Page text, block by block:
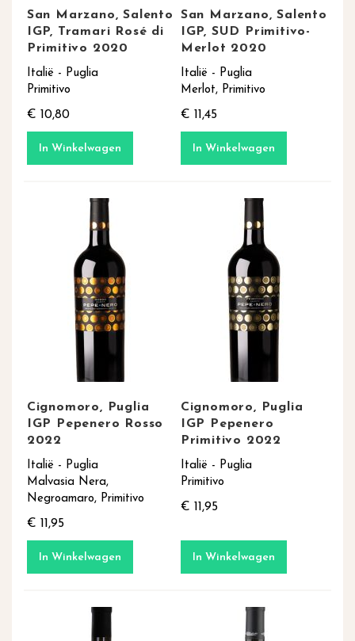
San Marzano, Salento
IGP, Tramari Rosé di
Primitivo 2020
Italië - Puglia
Primitivo
€ 10,80
In Winkelwagen
San Marzano, Salento
IGP, SUD Primitivo-
Merlot 2020
Italië - Puglia
Merlot, Primitivo
€ 11,45
In Winkelwagen
Cignomoro, Puglia
IGP Pepenero Rosso
2022
Italië - Puglia
Malvasia Nera,
Negroamaro, Primitivo
€ 11,95
In Winkelwagen
Cignomoro, Puglia
IGP Pepenero
Primitivo 2022
Italië - Puglia
Primitivo
€ 11,95
In Winkelwagen